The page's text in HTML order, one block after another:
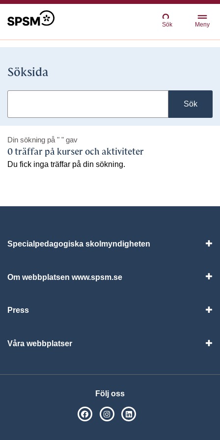
Sök Meny
Söksida
Sök
Din sökning på " " gav
0 träffar på kurser och aktiviteter
Du fick inga träffar på din sökning.
Specialpedagogiska skolmyndigheten
Om webbplatsen www.spsm.se
Press
Våra webbplatser
Följ oss
SPSM på Facebook
SPSM på Instagram